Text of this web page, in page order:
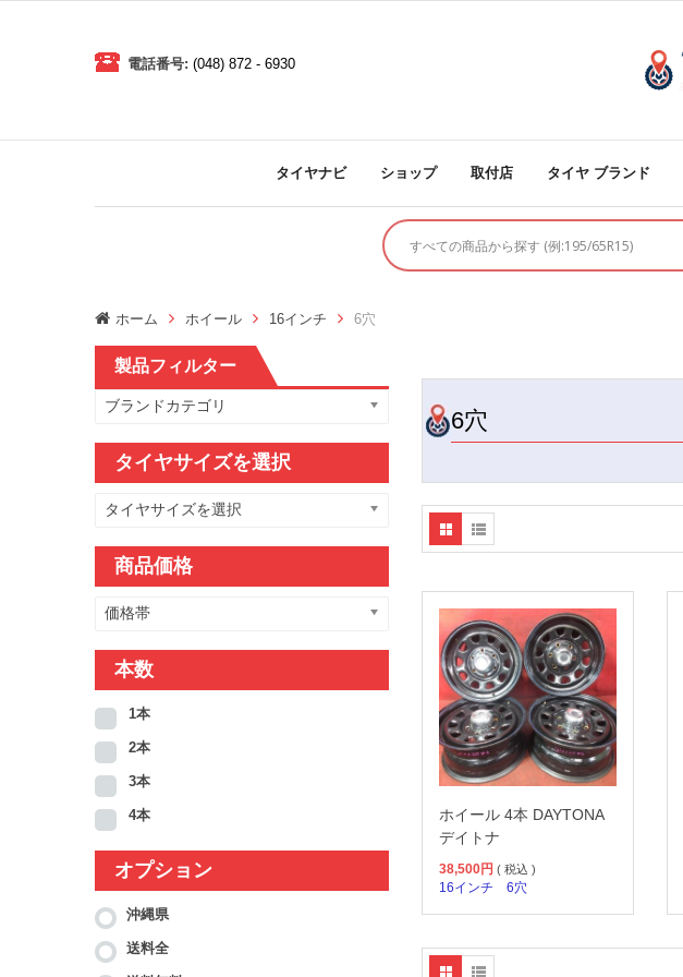
電話番号: (048) 872 - 6930
タイヤナビ ショップ 取付店 タイヤ ブランド
ホーム ホイール 16インチ 6穴
製品フィルター
ブランドカテゴリ
タイヤサイズを選択
タイヤサイズを選択
商品価格
価格帯
本数
1本
2本
3本
4本
オプション
沖縄県
送料全
6穴
ホイール 4本 DAYTONA
デイトナ
38,500円 ( 税込 )
16インチ 6穴